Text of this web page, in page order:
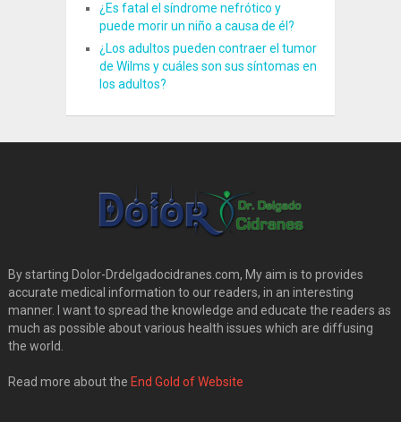
¿Es fatal el síndrome nefrótico y
puede morir un niño a causa de él?
¿Los adultos pueden contraer el tumor
de Wilms y cuáles son sus síntomas en
los adultos?
By starting Dolor-Drdelgadocidranes.com, My aim is to provides
accurate medical information to our readers, in an interesting
manner. I want to spread the knowledge and educate the readers as
much as possible about various health issues which are diffusing
the world.
Read more about the End Gold of Website